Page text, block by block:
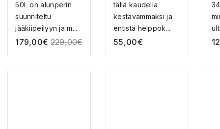
50L on alunperin
suunniteltu
jääkiipeilyyn ja m...
179,00€ 229,00€
tällä kaudella
kestävämmäksi ja
entistä helppok...
55,00€